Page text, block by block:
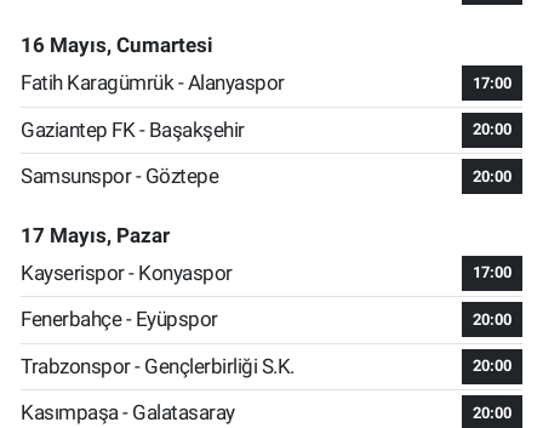
16 Mayıs, Cumartesi
Fatih Karagümrük - Alanyaspor
17:00
Gaziantep FK - Başakşehir 20:00
Samsunspor - Göztepe 20:00
17 Mayıs, Pazar
Kayserispor - Konyaspor
17:00
Fenerbahçe - Eyüpspor 20:00
Trabzonspor - Gençlerbirliği S.K. 20:00
Kasımpaşa - Galatasaray 20:00